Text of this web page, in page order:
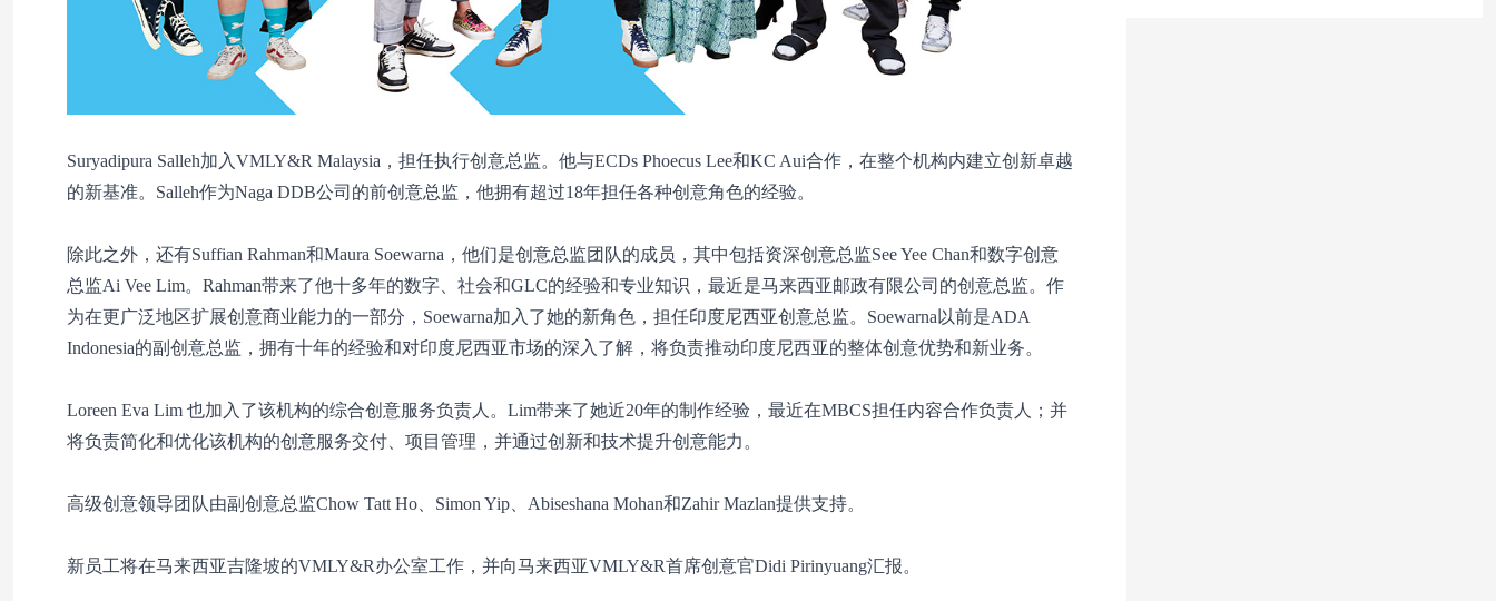
Suryadipura Salleh加入VMLY&R Malaysia，担任执行创意总监。他与ECDs Phoecus Lee和KC Aui合作，在整个机构内建立创新卓越
的新基准。Salleh作为Naga DDB公司的前创意总监，他拥有超过18年担任各种创意角色的经验。
除此之外，还有Suffian Rahman和Maura Soewarna，他们是创意总监团队的成员，其中包括资深创意总监See Yee Chan和数字创意
总监Ai Vee Lim。Rahman带来了他十多年的数字、社会和GLC的经验和专业知识，最近是马来西亚邮政有限公司的创意总监。作
为在更广泛地区扩展创意商业能力的一部分，Soewarna加入了她的新角色，担任印度尼西亚创意总监。Soewarna以前是ADA
Indonesia的副创意总监，拥有十年的经验和对印度尼西亚市场的深入了解，将负责推动印度尼西亚的整体创意优势和新业务。
Loreen Eva Lim 也加入了该机构的综合创意服务负责人。Lim带来了她近20年的制作经验，最近在MBCS担任内容合作负责人；并
将负责简化和优化该机构的创意服务交付、项目管理，并通过创新和技术提升创意能力。
高级创意领导团队由副创意总监Chow Tatt Ho、Simon Yip、Abiseshana Mohan和Zahir Mazlan提供支持。
新员工将在马来西亚吉隆坡的VMLY&R办公室工作，并向马来西亚VMLY&R首席创意官Didi Pirinyuang汇报。